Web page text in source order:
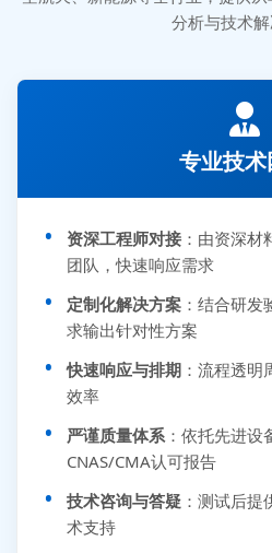
分析与技术
专业技
资深工程师对接 ：由资深
团队，快速响应需求
定制化解决方案 ：结合研
求输出针对性方案
快速响应与排期 ：流程透
效率
严谨质量体系 ：依托先进
CNAS/CMA认可报告
技术咨询与答疑 ：测试后
术支持